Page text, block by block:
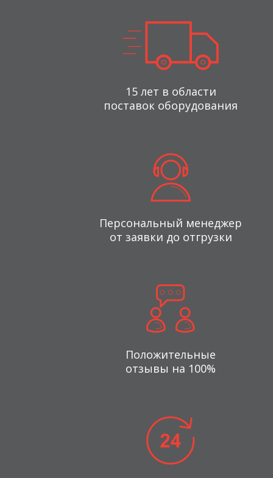
15 лет в области
поставок оборудования
Персональный менеджер
от заявки до отгрузки
Положительные
отзывы на 100%